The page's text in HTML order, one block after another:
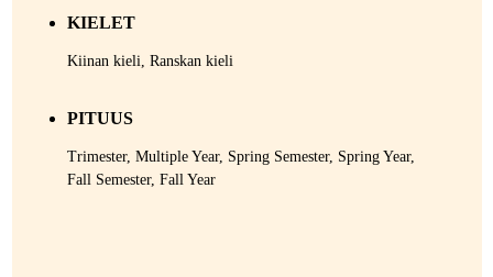
KIELET
Kiinan kieli, Ranskan kieli
PITUUS
Trimester, Multiple Year, Spring Semester, Spring Year,
Fall Semester, Fall Year